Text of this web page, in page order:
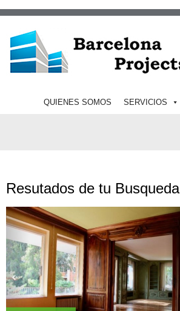
QUIENES SOMOS SERVICIOS
Resutados de tu Busqueda